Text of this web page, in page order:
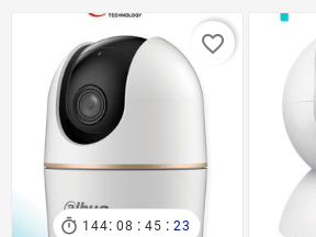
 144: 08 : 45 : 23
favorite_border